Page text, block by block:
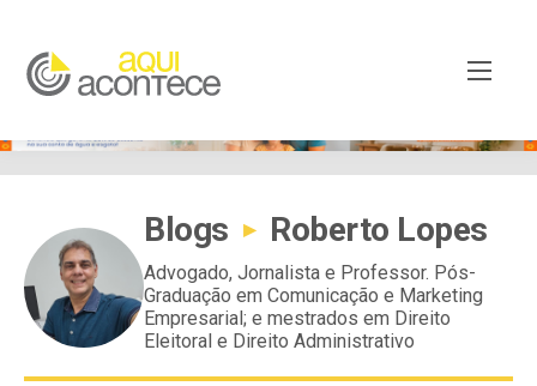
Blogs ▸ Roberto Lopes
Advogado, Jornalista e Professor. Pós-
Graduação em Comunicação e Marketing
Empresarial; e mestrados em Direito
Eleitoral e Direito Administrativo